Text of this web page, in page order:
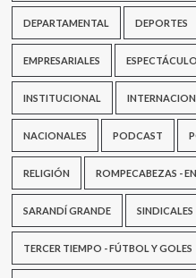
DEPARTAMENTAL DEPORTES
EMPRESARIALES
INSTITUCIONAL
NACIONALES PODCAST
RELIGIÓN ROMPECABEZAS -
SARANDÍ GRANDE SINDICALES
TERCER TIEMPO - FÚTBOL Y GOLES